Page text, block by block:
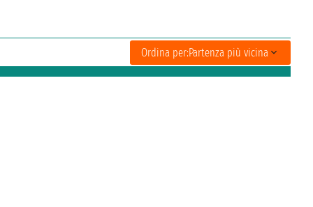
Ordina per:Partenza più vicina